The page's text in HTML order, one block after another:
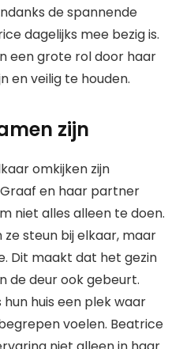
de spannende
dagelijks mee bezig is.
een grote rol door haar
en veilig te houden.
zijn
omkijken zijn
en haar partner
niet alles alleen te doen.
steun bij elkaar, maar
Dit maakt dat het gezin
de deur ook gebeurt.
huis een plek waar
voelen. Beatrice